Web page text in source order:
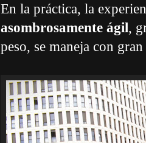
En la práctica, la
asombrosamente ágil,
peso, se maneja con